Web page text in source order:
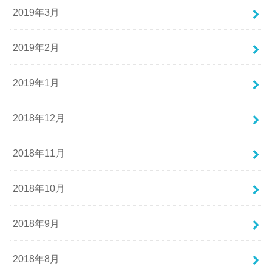
2019年3月
2019年2月
2019年1月
2018年12月
2018年11月
2018年10月
2018年9月
2018年8月